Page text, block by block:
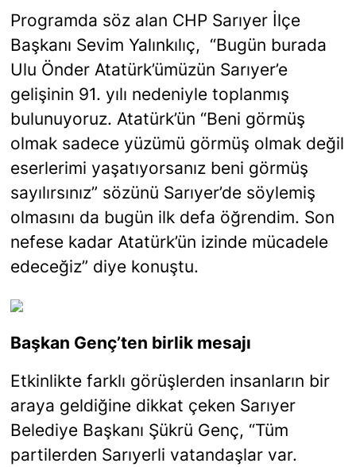
Programda söz alan CHP Sarıyer İlçe
Başkanı Sevim Yalınkılıç, “Bugün burada
Ulu Önder Atatürk’ümüzün Sarıyer’e
gelişinin 91. yılı nedeniyle toplanmış
bulunuyoruz. Atatürk’ün “Beni görmüş
olmak sadece yüzümü görmüş olmak değil
eserlerimi yaşatıyorsanız beni görmüş
sayılırsınız” sözünü Sarıyer’de söylemiş
olmasını da bugün ilk defa öğrendim. Son
nefese kadar Atatürk’ün izinde mücadele
edeceğiz” diye konuştu.
Başkan Genç’ten birlik mesajı
Etkinlikte farklı görüşlerden insanların bir
araya geldiğine dikkat çeken Sarıyer
Belediye Başkanı Şükrü Genç, “Tüm
partilerden Sarıyerli vatandaşlar var.